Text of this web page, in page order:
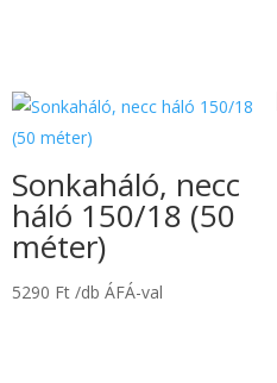
Sonkaháló, necc
háló 150/18 (50
méter)
5290 Ft /db ÁFÁ-val